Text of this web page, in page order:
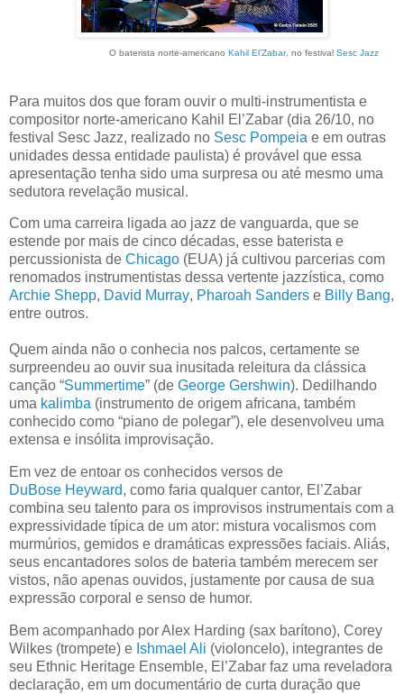
O baterista norte-americano Kahil El'Zabar, no festival Sesc Jazz
Para muitos dos que foram ouvir o multi-instrumentista e
compositor norte-americano Kahil El’Zabar (dia 26/10, no
festival Sesc Jazz, realizado no Sesc Pompeia e em outras
unidades dessa entidade paulista) é provável que essa
apresentação tenha sido uma surpresa ou até mesmo uma
sedutora revelação musical.
Com uma carreira ligada ao jazz de vanguarda, que se
estende por mais de cinco décadas, esse baterista e
percussionista de Chicago (EUA) já cultivou parcerias com
renomados instrumentistas dessa vertente jazzística, como
Archie Shepp, David Murray, Pharoah Sanders e Billy Bang,
entre outros.
Quem ainda não o conhecia nos palcos, certamente se
surpreendeu ao ouvir sua inusitada releitura da clássica
canção “Summertime” (de George Gershwin). Dedilhando
uma kalimba (instrumento de origem africana, também
conhecido como “piano de polegar”), ele desenvolveu uma
extensa e insólita improvisação.
Em vez de entoar os conhecidos versos de
DuBose Heyward, como faria qualquer cantor, El’Zabar
combina seu talento para os improvisos instrumentais com a
expressividade típica de um ator: mistura vocalismos com
murmúrios, gemidos e dramáticas expressões faciais. Aliás,
seus encantadores solos de bateria também merecem ser
vistos, não apenas ouvidos, justamente por causa de sua
expressão corporal e senso de humor.
Bem acompanhado por Alex Harding (sax barítono), Corey
Wilkes (trompete) e Ishmael Ali (violoncelo), integrantes de
seu Ethnic Heritage Ensemble, El’Zabar faz uma reveladora
declaração, em um documentário de curta duração que